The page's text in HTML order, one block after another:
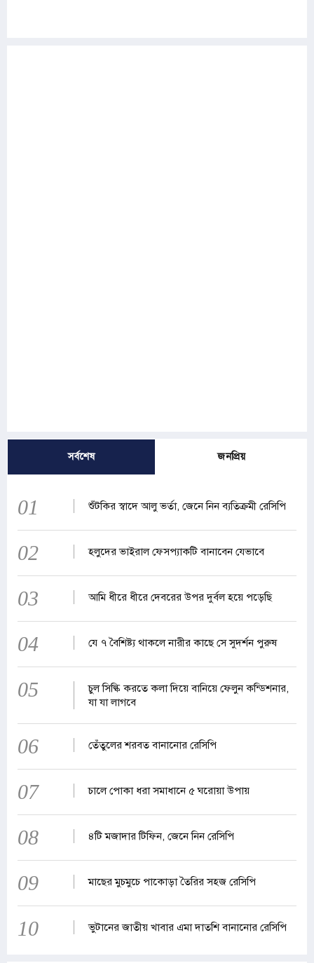
সর্বশেষ জনপ্রিয়
01 শুঁটকির স্বাদে আলু ভর্তা, জেনে নিন ব্যতিক্রমী রেসিপি
02 হলুদের ভাইরাল ফেসপ্যাকটি বানাবেন যেভাবে
03 আমি ধীরে ধীরে দেবরের উপর দুর্বল হয়ে পড়েছি
04 যে ৭ বৈশিষ্ট্য থাকলে নারীর কাছে সে সুদর্শন পুরুষ
05
চুল সিল্কি করতে কলা দিয়ে বানিয়ে ফেলুন কন্ডিশনার,
যা যা লাগবে
06 তেঁতুলের শরবত বানানোর রেসিপি
07 চালে পোকা ধরা সমাধানে ৫ ঘরোয়া উপায়
08 ৪টি মজাদার টিফিন, জেনে নিন রেসিপি
09 মাছের মুচমুচে পাকোড়া তৈরির সহজ রেসিপি
10 ভুটানের জাতীয় খাবার এমা দাতশি বানানোর রেসিপি